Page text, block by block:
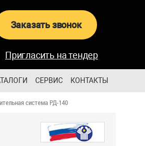
Заказать звонок
Пригласить на тендер
СЕРВИС КОНТАКТЫ
система РД-140